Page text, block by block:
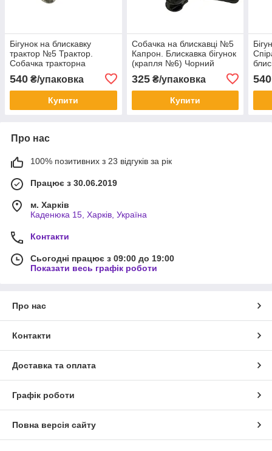
Бігунок на блискавку
трактор №5 Трактор.
Собачка тракторна
Нікель (100шт)
540 ₴/упаковка
Купити
Собачка на блискавці №5
Капрон. Блискавка бігунок
(крапля №6) Чорний
325₴/упаковка
Купити
540
Про нас
100% позитивних з 23 відгуків за рік
Працює з 30.06.2019
м. Харків
Каденюка 15, Харків, Україна
Контакти
Сьогодні працює з 09:00 до 19:00
Показати весь графік роботи
Про нас
Контакти
Доставка та оплата
Графік роботи
Повна версія сайту